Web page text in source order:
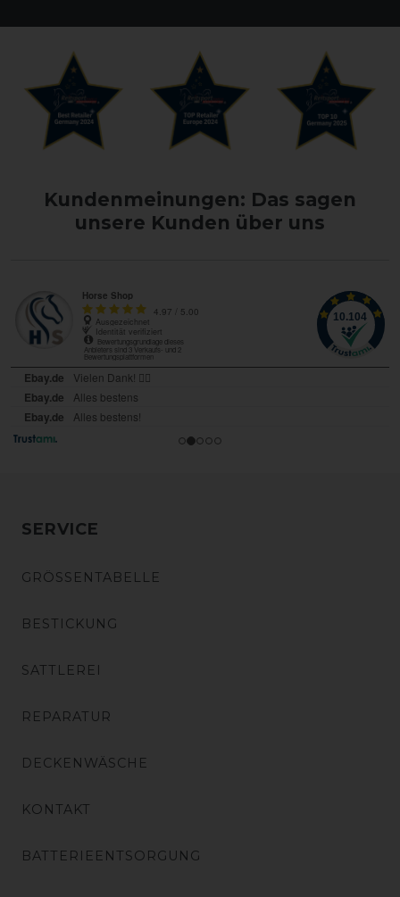
Kundenmeinungen: Das sagen
unsere Kunden über uns
SERVICE
GRÖSSENTABELLE
BESTICKUNG
SATTLEREI
REPARATUR
DECKENWÄSCHE
KONTAKT
BATTERIEENTSORGUNG